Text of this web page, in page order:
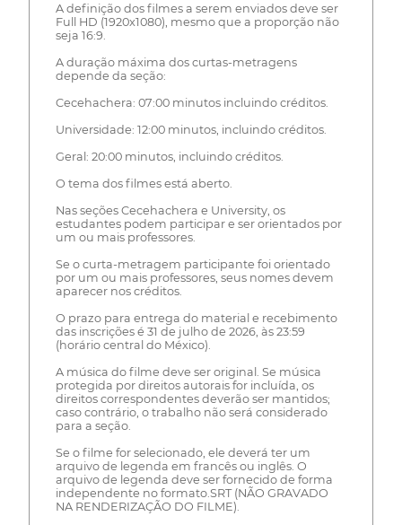
A definição dos filmes a serem enviados deve ser
Full HD (1920x1080), mesmo que a proporção não
seja 16:9.
A duração máxima dos curtas-metragens
depende da seção:
Cecehachera: 07:00 minutos incluindo créditos.
Universidade: 12:00 minutos, incluindo créditos.
Geral: 20:00 minutos, incluindo créditos.
O tema dos filmes está aberto.
Nas seções Cecehachera e University, os
estudantes podem participar e ser orientados por
um ou mais professores.
Se o curta-metragem participante foi orientado
por um ou mais professores, seus nomes devem
aparecer nos créditos.
O prazo para entrega do material e recebimento
das inscrições é 31 de julho de 2026, às 23:59
(horário central do México).
A música do filme deve ser original. Se música
protegida por direitos autorais for incluída, os
direitos correspondentes deverão ser mantidos;
caso contrário, o trabalho não será considerado
para a seção.
Se o filme for selecionado, ele deverá ter um
arquivo de legenda em francês ou inglês. O
arquivo de legenda deve ser fornecido de forma
independente no formato.SRT (NÃO GRAVADO
NA RENDERIZAÇÃO DO FILME).